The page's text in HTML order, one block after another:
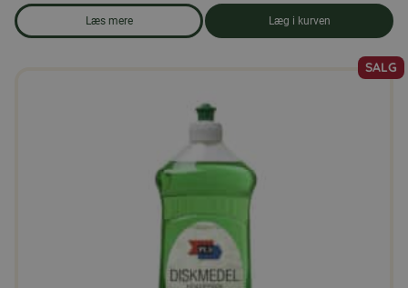
Læs mere
om produkten Opvaskemaskine-tabletter, 100 tabletter
Læg i kurven
SALG